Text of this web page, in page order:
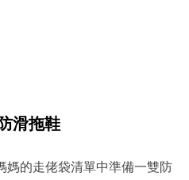
滑拖鞋
媽的走佬袋清單中準備一雙防